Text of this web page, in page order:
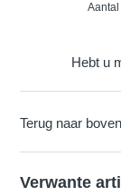
Hebt u
Terug naar boven
Verwante